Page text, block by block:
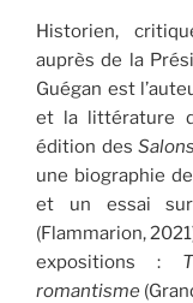
Historien,
auprès de la
Guégan est
et la littérature
édition desSalons
une biographie
et un essai
(Flammarion,
expositions :
romantisme